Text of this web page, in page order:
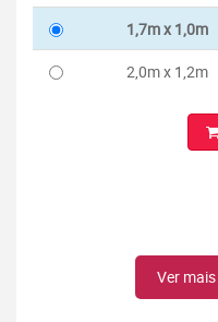
1,7m x 1,0m
2,0m x 1,2m
Ver